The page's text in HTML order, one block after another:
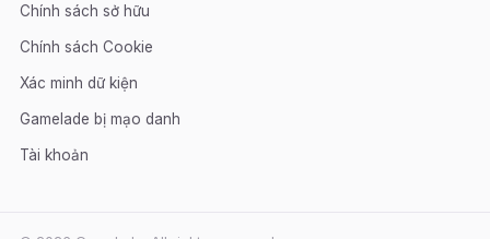
Chính sách sở hữu
Chính sách Cookie
Xác minh dữ kiện
Gamelade bị mạo danh
Tài khoản